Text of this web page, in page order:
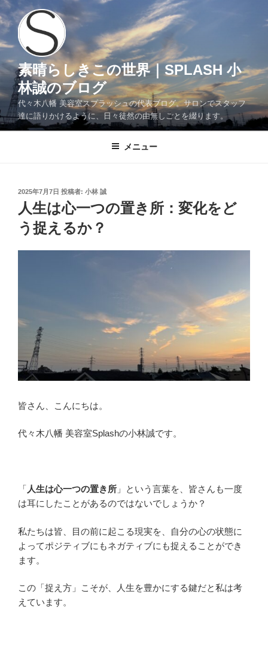
コ
ン
テ
ン
ツ
へ
ス
ッ
素晴らしきこの世界｜SPLASH 小
林誠のブログ
代々木八幡 美容室スプラッシュの代表ブログ。サロンでスタッフ
達に語りかけるように、日々徒然の由無しごとを綴ります。
メニュー
投
日:
2025年7月7日 投稿者: 小林 誠
人生は心一つの置き所：変化をど
う捉えるか？
皆さん、こんにちは。
代々木八幡 美容室Splashの小林誠です。
「 人生は心一つの置き所 」という言葉を、皆さんも一度
は耳にしたことがあるのではないでしょうか？
私たちは皆、目の前に起こる現実を、自分の心の状態に
よってポジティブにもネガティブにも捉えることができ
ます。
この「捉え方」こそが、人生を豊かにする鍵だと私は考
えています。